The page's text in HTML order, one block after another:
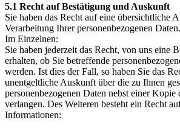
5.1 Recht auf Bestätigung und Auskunft
Sie haben das Recht auf eine übersichtliche
Verarbeitung Ihrer personenbezogenen Daten.
Im Einzelnen:
Sie haben jederzeit das Recht, von uns eine
erhalten, ob Sie betreffende
werden. Ist dies der Fall, so haben Sie das
unentgeltliche Auskunft über die zu Ihnen
personenbezogenen Daten nebst einer Kopie
verlangen. Des Weiteren besteht ein Recht
Informationen: